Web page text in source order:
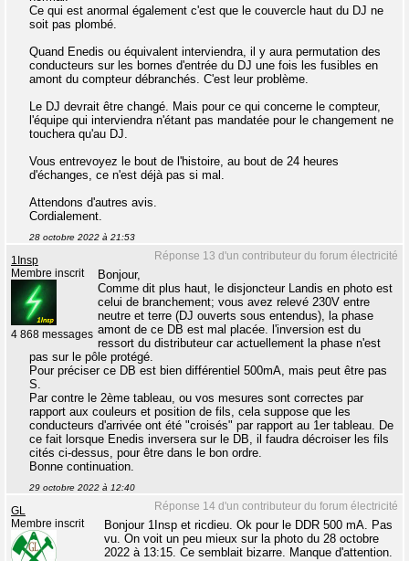
Ce qui est anormal également c'est que le couvercle haut du DJ ne
soit pas plombé.
Quand Enedis ou équivalent interviendra, il y aura permutation des
conducteurs sur les bornes d'entrée du DJ une fois les fusibles en
amont du compteur débranchés. C'est leur problème.
Le DJ devrait être changé. Mais pour ce qui concerne le compteur,
l'équipe qui interviendra n'étant pas mandatée pour le changement ne
touchera qu'au DJ.
Vous entrevoyez le bout de l'histoire, au bout de 24 heures
d'échanges, ce n'est déjà pas si mal.
Attendons d'autres avis.
Cordialement.
28 octobre 2022 à 21:53
Réponse 13 d'un contributeur du forum électricité
1Insp
Membre inscrit
4 868 messages
Bonjour,
Comme dit plus haut, le disjoncteur Landis en photo est
celui de branchement; vous avez relevé 230V entre
neutre et terre (DJ ouverts sous entendus), la phase
amont de ce DB est mal placée. l'inversion est du
ressort du distributeur car actuellement la phase n'est
pas sur le pôle protégé.
Pour préciser ce DB est bien différentiel 500mA, mais peut être pas
S.
Par contre le 2ème tableau, ou vos mesures sont correctes par
rapport aux couleurs et position de fils, cela suppose que les
conducteurs d'arrivée ont été "croisés" par rapport au 1er tableau. De
ce fait lorsque Enedis inversera sur le DB, il faudra décroiser les fils
cités ci-dessus, pour être dans le bon ordre.
Bonne continuation.
29 octobre 2022 à 12:40
Réponse 14 d'un contributeur du forum électricité
GL
Membre inscrit
Bonjour 1Insp et ricdieu. Ok pour le DDR 500 mA. Pas
vu. On voit un peu mieux sur la photo du 28 octobre
2022 à 13:15. Ce semblait bizarre. Manque d'attention.